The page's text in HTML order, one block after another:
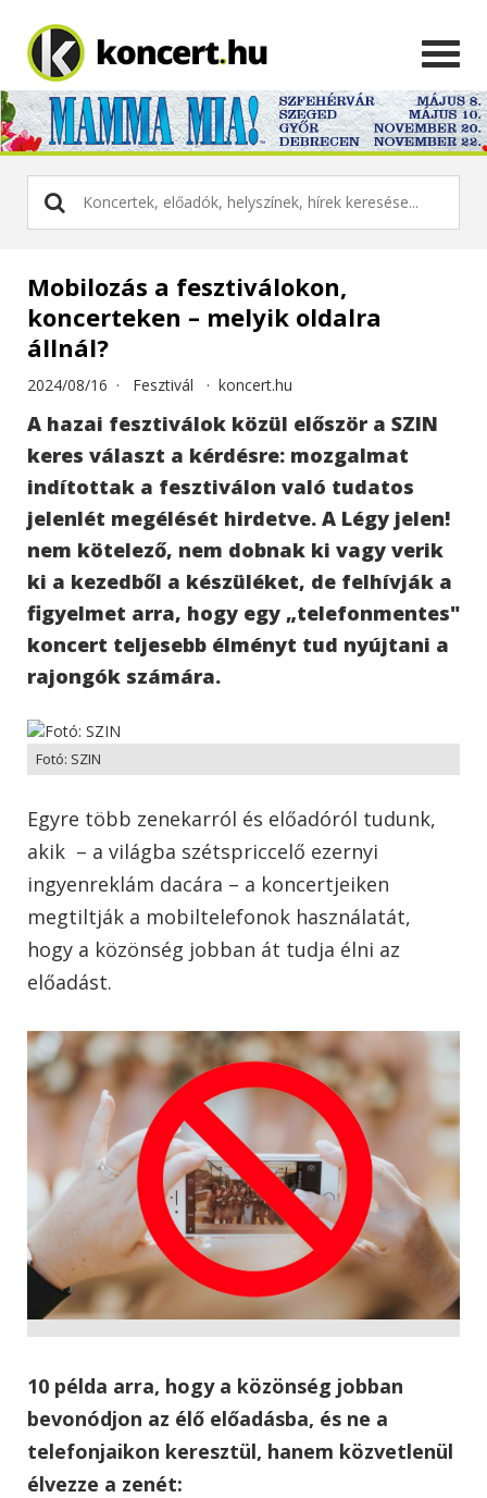
Mobilozás a fesztiválokon,
koncerteken – melyik oldalra
állnál?
2024/08/16 · Fesztivál · koncert.hu
A hazai fesztiválok közül először a SZIN
keres választ a kérdésre: mozgalmat
indítottak a fesztiválon való tudatos
jelenlét megélését hirdetve. A Légy jelen!
nem kötelező, nem dobnak ki vagy verik
ki a kezedből a készüléket, de felhívják a
figyelmet arra, hogy egy „telefonmentes"
koncert teljesebb élményt tud nyújtani a
rajongók számára.
Fotó: SZIN
Egyre több zenekarról és előadóról tudunk,
akik – a világba szétspriccelő ezernyi
ingyenreklám dacára – a koncertjeiken
megtiltják a mobiltelefonok használatát,
hogy a közönség jobban át tudja élni az
előadást.
10 példa arra, hogy a közönség jobban
bevonódjon az élő előadásba, és ne a
telefonjaikon keresztül, hanem közvetlenül
élvezze a zenét: